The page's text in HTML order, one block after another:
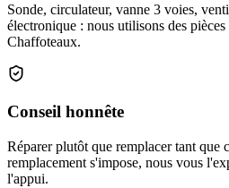
Sonde, circulateur, vanne 3 voies,
électronique : nous utilisons des
Chaffoteaux.
Conseil honnête
Réparer plutôt que remplacer tant que
remplacement s'impose, nous vous
l'appui.